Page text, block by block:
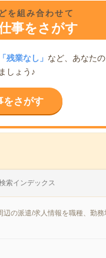
を組み合わせて
事をさがす
残業なし」 など、あなたの
しょう♪
をさがす
索インデックス
の派遣/求人情報を職種、勤